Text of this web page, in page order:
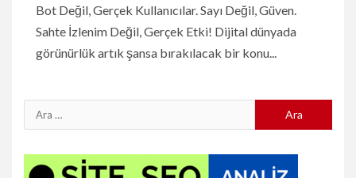
Bot Değil, Gerçek Kullanıcılar. Sayı Değil, Güven.
Sahte İzlenim Değil, Gerçek Etki! Dijital dünyada
görünürlük artık şansa bırakılacak bir konu...
Arama: